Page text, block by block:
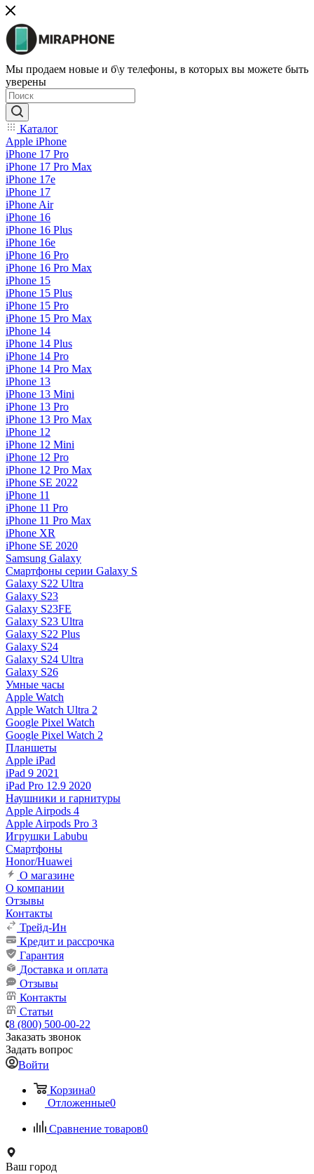
Мы продаем новые и б\у телефоны, в которых вы можете быть
уверены
Каталог
Apple iPhone
iPhone 17 Pro
iPhone 17 Pro Max
iPhone 17e
iPhone 17
iPhone Air
iPhone 16
iPhone 16 Plus
iPhone 16e
iPhone 16 Pro
iPhone 16 Pro Max
iPhone 15
iPhone 15 Plus
iPhone 15 Pro
iPhone 15 Pro Max
iPhone 14
iPhone 14 Plus
iPhone 14 Pro
iPhone 14 Pro Max
iPhone 13
iPhone 13 Mini
iPhone 13 Pro
iPhone 13 Pro Max
iPhone 12
iPhone 12 Mini
iPhone 12 Pro
iPhone 12 Pro Max
iPhone SE 2022
iPhone 11
iPhone 11 Pro
iPhone 11 Pro Max
iPhone XR
iPhone SE 2020
Samsung Galaxy
Смартфоны серии Galaxy S
Galaxy S22 Ultra
Galaxy S23
Galaxy S23FE
Galaxy S23 Ultra
Galaxy S22 Plus
Galaxy S24
Galaxy S24 Ultra
Galaxy S26
Умные часы
Apple Watch
Apple Watch Ultra 2
Google Pixel Watch
Google Pixel Watch 2
Планшеты
Apple iPad
iPad 9 2021
iPad Pro 12.9 2020
Наушники и гарнитуры
Apple Airpods 4
Apple Airpods Pro 3
Игрушки Labubu
Смартфоны
Honor/Huawei
О магазине
О компании
Отзывы
Контакты
Трейд-Ин
Кредит и рассрочка
Гарантия
Доставка и оплата
Отзывы
Контакты
Статьи
8 (800) 500-00-22
Заказать звонок
Задать вопрос
Войти
Корзина0
Отложенные0
Сравнение товаров0
Ваш город